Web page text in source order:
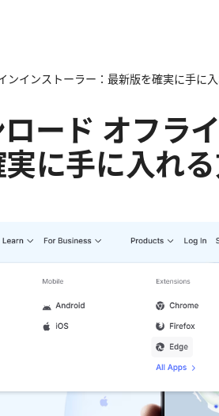
インストーラー：最新版を確実に手に
ード オフラ
に手に入れ